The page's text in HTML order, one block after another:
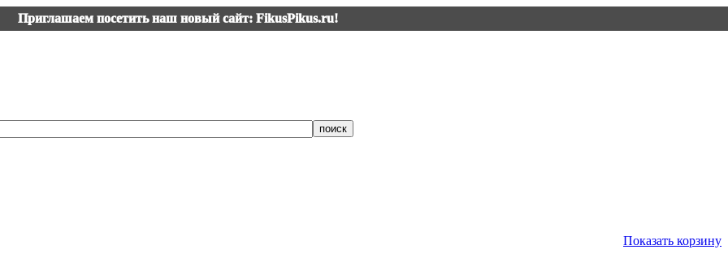
Приглашаем посетить наш новый сайт: FikusPikus.ru!
Показать корзину